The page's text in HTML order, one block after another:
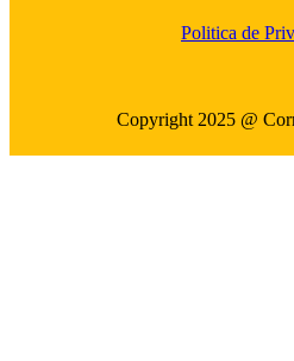
Politica de
Copyright 2025 @